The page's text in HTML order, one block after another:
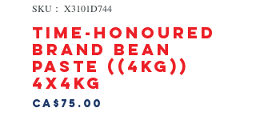
SKU： X3101D744
TIME-HONOURED
BRAND BEAN
PASTE ((4KG))
4x4kg
CA$75.00